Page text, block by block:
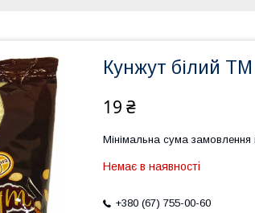
Кунжут білий
19 ₴
Мінімальна сума замовлення
Немає в наявності
+380 (67) 755-00-60